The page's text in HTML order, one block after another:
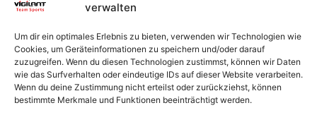
verwalten
Um dir ein optimales Erlebnis zu bieten, verwenden wir Technologien wie
Cookies, um Geräteinformationen zu speichern und/oder darauf
zuzugreifen. Wenn du diesen Technologien zustimmst, können wir Daten
wie das Surfverhalten oder eindeutige IDs auf dieser Website verarbeiten.
Wenn du deine Zustimmung nicht erteilst oder zurückziehst, können
bestimmte Merkmale und Funktionen beeinträchtigt werden.
Spielerhandschuhe
4,95€ inkl. MwSt. zzgl.Versandkosten
Straßenfußballer, Lippe-Kick Kollektion, Herren
Basic Bio Baumwollshirt leichte Ware/Sommerlich
17,50€ inkl. MwSt. zzgl.Versandkosten